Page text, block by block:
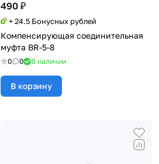
490 ₽
+ 24.5 Бонусных рублей
Компенсирующая соединительная
муфта BR-5-8
0 0 В наличии
В корзину